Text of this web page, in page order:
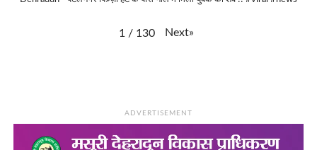
1 / 130 Next»
ADVERTISEMENT